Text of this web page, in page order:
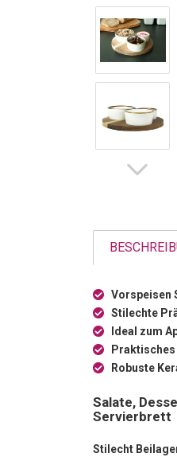
Vorspeisen
Stilechte
Ideal zum
Robuste
Salate,
Servierbrett
Stilecht